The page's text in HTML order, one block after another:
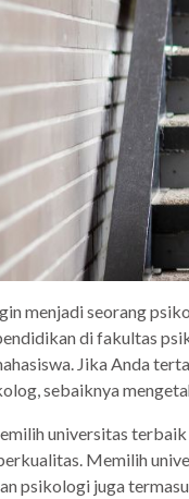
menjadi seorang
di fakultas
Jika Anda
sebaiknya
universitas
Memilih
psikologi juga